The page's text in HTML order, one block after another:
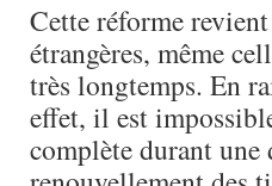
Cette réforme
étrangères, même
très longtemps. En
effet, il est
complète durant une